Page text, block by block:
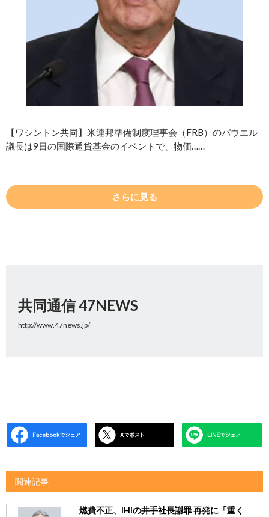
【ワシントン共同】米連邦準備制度理事会（FRB）のパウエル
議長は9日の国際通貨基金のイベントで、物価……
さらに見る
共同通信 47NEWS
http://www.47news.jp/
関連記事
燃費不正、IHIの井手社長謝罪 再発に「重く